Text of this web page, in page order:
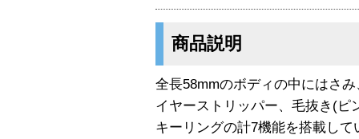
商品説明
全長58mmのボディの中にはさ
イヤーストリッパー、毛抜き(ピ
キーリングの計7機能を搭載し